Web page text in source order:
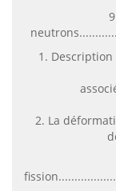
1.
2. La